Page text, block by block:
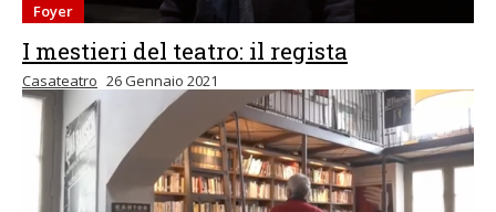
Foyer
I mestieri del teatro: il regista
Casateatro 26 Gennaio 2021